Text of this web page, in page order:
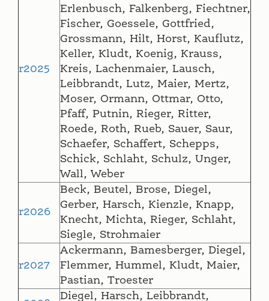
r2025
Erlenbusch, Falkenberg, Fiechtner,
Fischer, Goessele, Gottfried,
Grossmann, Hilt, Horst, Kauflutz,
Keller, Kludt, Koenig, Krauss,
Kreis, Lachenmaier, Lausch,
Leibbrandt, Lutz, Maier, Mertz,
Moser, Ormann, Ottmar, Otto,
Pfaff, Putnin, Rieger, Ritter,
Roede, Roth, Rueb, Sauer, Saur,
Schaefer, Schaffert, Schepps,
Schick, Schlaht, Schulz, Unger,
Wall, Weber
r2026
Beck, Beutel, Brose, Diegel,
Gerber, Harsch, Kienzle, Knapp,
Knecht, Michta, Rieger, Schlaht,
Siegle, Strohmaier
r2027
Ackermann, Bamesberger, Diegel,
Flemmer, Hummel, Kludt, Maier,
Pastian, Troester
Diegel, Harsch, Leibbrandt,